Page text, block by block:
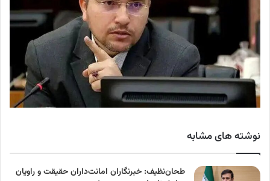
نوشته های مشابه
طحان‌نظیف: خبرنگاران امانت‌داران حقیقت و راویان